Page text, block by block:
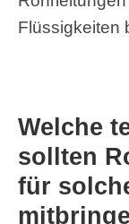
Flüssigkeiten
Welche
sollten
für